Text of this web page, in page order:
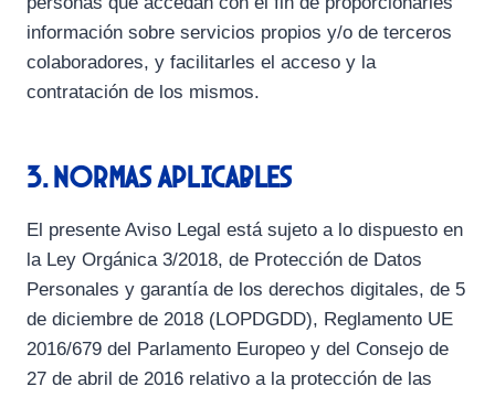
información sobre servicios propios y/o de terceros
colaboradores, y facilitarles el acceso y la
contratación de los mismos.
3. Normas aplicables
El presente Aviso Legal está sujeto a lo dispuesto en
la Ley Orgánica 3/2018, de Protección de Datos
Personales y garantía de los derechos digitales, de 5
de diciembre de 2018 (LOPDGDD), Reglamento UE
2016/679 del Parlamento Europeo y del Consejo de
27 de abril de 2016 relativo a la protección de las